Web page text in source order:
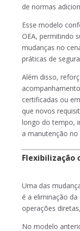
de normas
Esse modelo
OEA, permitindo
mudanças no
práticas de
Além disso,
certificadas ou
que novos
longo do tempo,
a manutenção no
Flexibilização
Uma das
é a eliminação
operações
No modelo